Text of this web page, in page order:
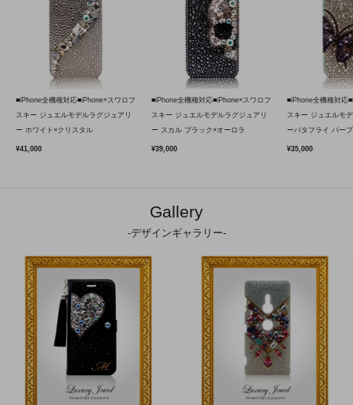
■iPhone全機種対応■iPhone×スワロフ
スキー ジュエルモデルラグジュアリ
ー ホワイト×クリスタル
¥41,000
■iPhone全機種対応■iPhone×スワロフ
スキー ジュエルモデルラグジュアリ
ー スカル ブラック×オーロラ
¥39,000
■iPhone全機種対応
スキー ジュエルモ
ーバタフライ パー
¥35,000
Gallery
-デザインギャラリー-